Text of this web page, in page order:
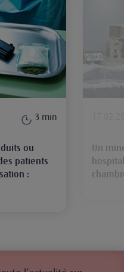
3 min
ou
patients
:
Un